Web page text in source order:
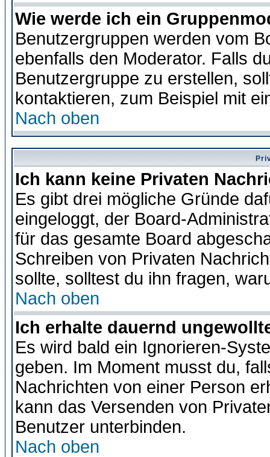
Wie werde ich ein
Benutzergruppen werden vom
ebenfalls den Moderator. Falls
Benutzergruppe zu erstellen,
kontaktieren, zum Beispiel mit
Nach oben
Ich kann keine Privaten
Es gibt drei mögliche Gründe
eingeloggt, der Board-
für das gesamte Board
Schreiben von Privaten
sollte, solltest du ihn fragen,
Nach oben
Ich erhalte dauernd
Es wird bald ein Ignorieren-
geben. Im Moment musst du,
Nachrichten von einer Person
kann das Versenden von
Benutzer unterbinden.
Nach oben